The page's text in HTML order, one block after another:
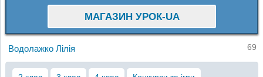
МАГАЗИН УРОК-UA
Водолажко Лілія 69